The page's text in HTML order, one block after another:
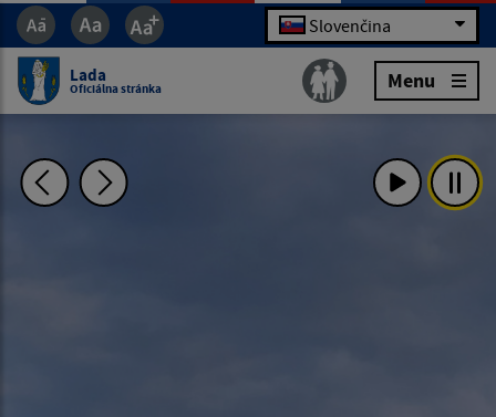
Slovenčina
Lada
Oficiálna stránka Menu